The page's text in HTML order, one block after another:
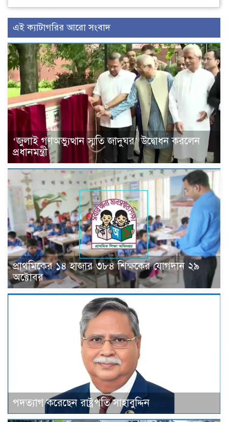
এই ক্যাটাগরির আরো সংবাদ
‘জুলাই গণঅভ্যুত্থান স্মৃতি জাদুঘর’ উদ্বোধন করলেন
প্রধানমন্ত্রী
প্রাথমিকের ১৪ হাজার ৩৮৪ শিক্ষকের যোগদান ২৯
অক্টোবর
পদত্যাগ করেছেন রাষ্ট্রপতি সাহাবুদ্দিন